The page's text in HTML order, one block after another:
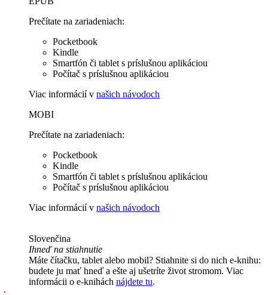
Prečítate na zariadeniach:
Pocketbook
Kindle
Smartfón či tablet s príslušnou aplikáciou
Počítač s príslušnou aplikáciou
Viac informácií v našich návodoch
MOBI
Prečítate na zariadeniach:
Pocketbook
Kindle
Smartfón či tablet s príslušnou aplikáciou
Počítač s príslušnou aplikáciou
Viac informácií v našich návodoch
Slovenčina
Ihneď na stiahnutie
Máte čítačku, tablet alebo mobil? Stiahnite si do nich e-knihu:
budete ju mať hneď a ešte aj ušetríte život stromom. Viac
informácii o e-knihách nájdete tu.